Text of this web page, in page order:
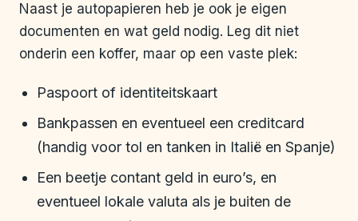
Naast je autopapieren heb je ook je eigen
documenten en wat geld nodig. Leg dit niet
onderin een koffer, maar op een vaste plek:
Paspoort of identiteitskaart
Bankpassen en eventueel een creditcard
(handig voor tol en tanken in Italië en Spanje)
Een beetje contant geld in euro’s, en
eventueel lokale valuta als je buiten de